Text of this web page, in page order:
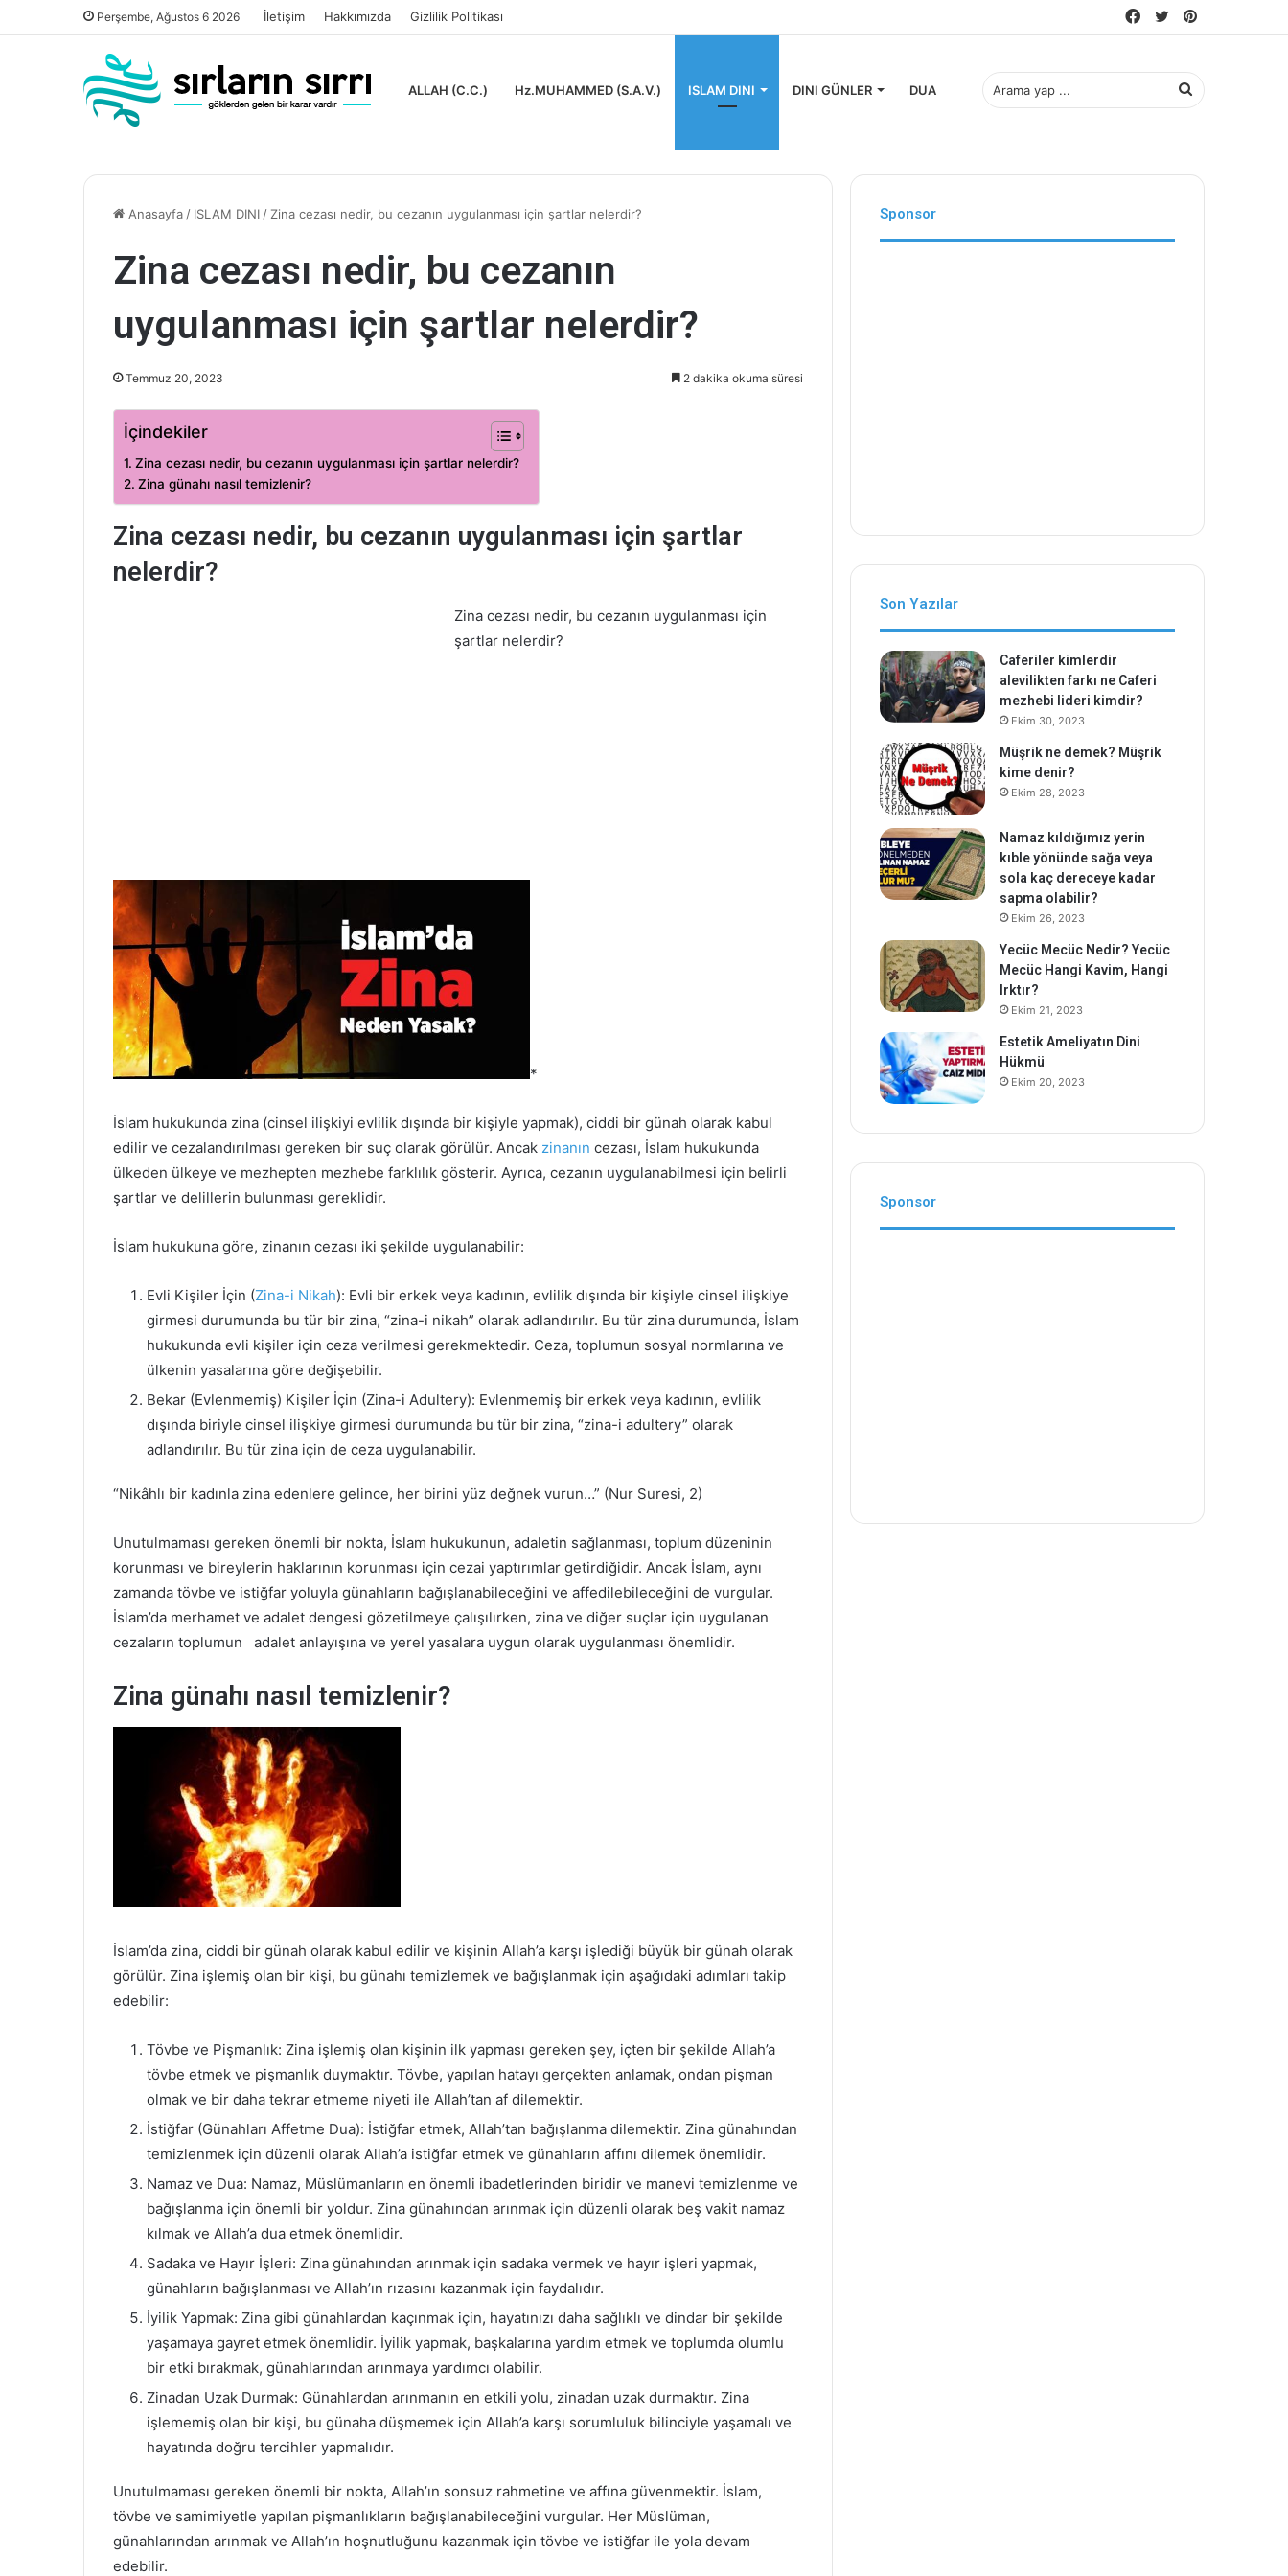
Perşembe, Ağustos 6 2026 İletişim Hakkımızda Gizlilik Politikası Pinterest
Twitter
Facebook
ALLAH (C.C.) Hz.MUHAMMED (S.A.V.) ISLAM DINI DINI GÜNLER DUA Arama
Anasayfa / ISLAM DINI / Zina cezası nedir, bu cezanın uygulanması için şartlar nelerdir?
Zina cezası nedir, bu cezanın
uygulanması için şartlar nelerdir?
Temmuz 20, 2023 2 dakika okuma süresi
İçindekiler
Zina cezası nedir, bu cezanın uygulanması için şartlar nelerdir?
Zina günahı nasıl temizlenir?
Zina cezası nedir, bu cezanın uygulanması için şartlar
nelerdir?
Zina cezası nedir, bu cezanın uygulanması için
şartlar nelerdir?
*
İslam hukukunda zina (cinsel ilişkiyi evlilik dışında bir kişiyle yapmak), ciddi bir günah olarak kabul
edilir ve cezalandırılması gereken bir suç olarak görülür. Ancak zinanın cezası, İslam hukukunda
ülkeden ülkeye ve mezhepten mezhebe farklılık gösterir. Ayrıca, cezanın uygulanabilmesi için belirli
şartlar ve delillerin bulunması gereklidir.
İslam hukukuna göre, zinanın cezası iki şekilde uygulanabilir:
Evli Kişiler İçin (Zina-i Nikah): Evli bir erkek veya kadının, evlilik dışında bir kişiyle cinsel ilişkiye
girmesi durumunda bu tür bir zina, “zina-i nikah” olarak adlandırılır. Bu tür zina durumunda, İslam
hukukunda evli kişiler için ceza verilmesi gerekmektedir. Ceza, toplumun sosyal normlarına ve
ülkenin yasalarına göre değişebilir.
Bekar (Evlenmemiş) Kişiler İçin (Zina-i Adultery): Evlenmemiş bir erkek veya kadının, evlilik
dışında biriyle cinsel ilişkiye girmesi durumunda bu tür bir zina, “zina-i adultery” olarak
adlandırılır. Bu tür zina için de ceza uygulanabilir.
“Nikâhlı bir kadınla zina edenlere gelince, her birini yüz değnek vurun…” (Nur Suresi, 2)
Unutulmaması gereken önemli bir nokta, İslam hukukunun, adaletin sağlanması, toplum düzeninin
korunması ve bireylerin haklarının korunması için cezai yaptırımlar getirdiğidir. Ancak İslam, aynı
zamanda tövbe ve istiğfar yoluyla günahların bağışlanabileceğini ve affedilebileceğini de vurgular.
İslam’da merhamet ve adalet dengesi gözetilmeye çalışılırken, zina ve diğer suçlar için uygulanan
cezaların toplumun adalet anlayışına ve yerel yasalara uygun olarak uygulanması önemlidir.
Zina günahı nasıl temizlenir?
İslam’da zina, ciddi bir günah olarak kabul edilir ve kişinin Allah’a karşı işlediği büyük bir günah olarak
görülür. Zina işlemiş olan bir kişi, bu günahı temizlemek ve bağışlanmak için aşağıdaki adımları takip
edebilir:
Tövbe ve Pişmanlık: Zina işlemiş olan kişinin ilk yapması gereken şey, içten bir şekilde Allah’a
tövbe etmek ve pişmanlık duymaktır. Tövbe, yapılan hatayı gerçekten anlamak, ondan pişman
olmak ve bir daha tekrar etmeme niyeti ile Allah’tan af dilemektir.
İstiğfar (Günahları Affetme Dua): İstiğfar etmek, Allah’tan bağışlanma dilemektir. Zina günahından
temizlenmek için düzenli olarak Allah’a istiğfar etmek ve günahların affını dilemek önemlidir.
Namaz ve Dua: Namaz, Müslümanların en önemli ibadetlerinden biridir ve manevi temizlenme ve
bağışlanma için önemli bir yoldur. Zina günahından arınmak için düzenli olarak beş vakit namaz
kılmak ve Allah’a dua etmek önemlidir.
Sadaka ve Hayır İşleri: Zina günahından arınmak için sadaka vermek ve hayır işleri yapmak,
günahların bağışlanması ve Allah’ın rızasını kazanmak için faydalıdır.
İyilik Yapmak: Zina gibi günahlardan kaçınmak için, hayatınızı daha sağlıklı ve dindar bir şekilde
yaşamaya gayret etmek önemlidir. İyilik yapmak, başkalarına yardım etmek ve toplumda olumlu
bir etki bırakmak, günahlarından arınmaya yardımcı olabilir.
Zinadan Uzak Durmak: Günahlardan arınmanın en etkili yolu, zinadan uzak durmaktır. Zina
işlememiş olan bir kişi, bu günaha düşmemek için Allah’a karşı sorumluluk bilinciyle yaşamalı ve
hayatında doğru tercihler yapmalıdır.
Unutulmaması gereken önemli bir nokta, Allah’ın sonsuz rahmetine ve affına güvenmektir. İslam,
tövbe ve samimiyetle yapılan pişmanlıkların bağışlanabileceğini vurgular. Her Müslüman,
günahlarından arınmak ve Allah’ın hoşnutluğunu kazanmak için tövbe ve istiğfar ile yola devam
edebilir.
Sponsor
Son Yazılar
Caferiler kimlerdir
alevilikten farkı ne Caferi
mezhebi lideri kimdir?
Ekim 30, 2023
Müşrik ne demek? Müşrik
kime denir?
Ekim 28, 2023
Namaz kıldığımız yerin
kıble yönünde sağa veya
sola kaç dereceye kadar
sapma olabilir?
Ekim 26, 2023
Yecüc Mecüc Nedir? Yecüc
Mecüc Hangi Kavim, Hangi
Irktır?
Ekim 21, 2023
Estetik Ameliyatın Dini
Hükmü
Ekim 20, 2023
Sponsor